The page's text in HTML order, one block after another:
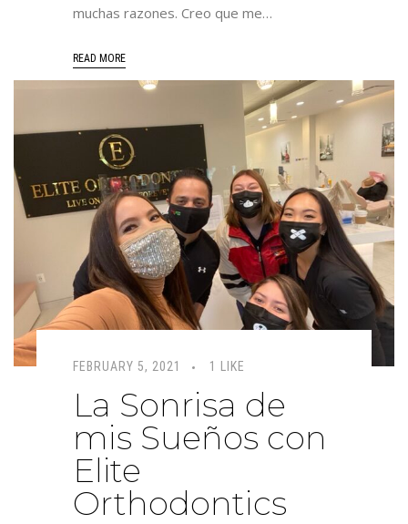
muchas razones. Creo que me…
READ MORE
FEBRUARY 5, 2021 1 LIKE
La Sonrisa de
mis Sueños con
Elite
Orthodontics